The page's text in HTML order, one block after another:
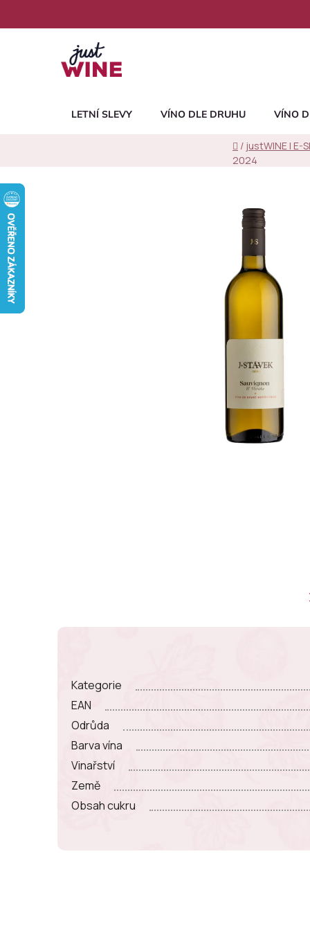
LETNÍ SLEVY VÍNO DLE DRUHU VÍNO
Domů
/ justWINE | E-
2024
Kategorie
EAN
Odrůda
Barva vína
Vinařství
Země
Obsah cukru